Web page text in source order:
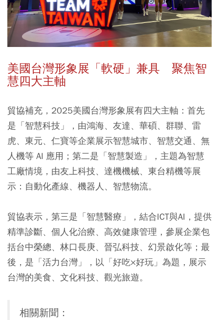
美國台灣形象展「軟硬」兼具 聚焦智
慧四大主軸
貿協補充，2025美國台灣形象展有四大主軸：首先
是「智慧科技」，由鴻海、友達、華碩、群聯、雷
虎、東元、仁寶等企業展示智慧城市、智慧交通、無
人機等 AI 應用；第二是「智慧製造」，主題為智慧
工廠情境，由友上科技、達機機械、東台精機等展
示：自動化產線、機器人、智慧物流。
貿協表示，第三是「智慧醫療」，結合ICT與AI，提供
精準診斷、個人化治療、高效健康管理，參展企業包
括台中榮總、林口長庚、晉弘科技、幻景啟化等；最
後，是「活力台灣」，以「好吃×好玩」為題，展示
台灣的美食、文化科技、觀光旅遊。
相關新聞：